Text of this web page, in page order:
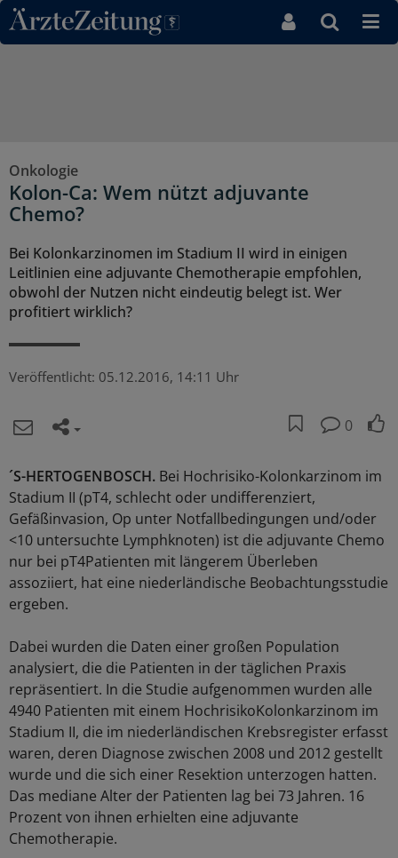
Direkt zum Inhaltsbereich
Onkologie
Kolon-Ca: Wem nützt adjuvante
Chemo?
Bei Kolonkarzinomen im Stadium II wird in einigen
Leitlinien eine adjuvante Chemotherapie empfohlen,
obwohl der Nutzen nicht eindeutig belegt ist. Wer
profitiert wirklich?
Veröffentlicht: 05.12.2016, 14:11 Uhr
0
´S-HERTOGENBOSCH. Bei Hochrisiko-Kolonkarzinom im
Stadium II (pT4, schlecht oder undifferenziert,
Gefäßinvasion, Op unter Notfallbedingungen und/oder
<10 untersuchte Lymphknoten) ist die adjuvante Chemo
nur bei pT4Patienten mit längerem Überleben
assoziiert, hat eine niederländische Beobachtungsstudie
ergeben.
Dabei wurden die Daten einer großen Population
analysiert, die die Patienten in der täglichen Praxis
repräsentiert. In die Studie aufgenommen wurden alle
4940 Patienten mit einem HochrisikoKolonkarzinom im
Stadium II, die im niederländischen Krebsregister erfasst
waren, deren Diagnose zwischen 2008 und 2012 gestellt
wurde und die sich einer Resektion unterzogen hatten.
Das mediane Alter der Patienten lag bei 73 Jahren. 16
Prozent von ihnen erhielten eine adjuvante
Chemotherapie.